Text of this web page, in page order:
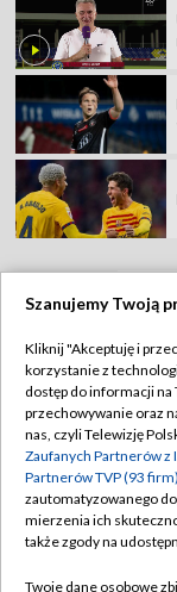
Szanujemy Twoją
Kliknij "Akceptuję i
korzystanie z
dostęp do informacji
przechowywanie oraz
nas, czyli Telewizję
Zaufanych Partnerów z
Partnerów TVP (93 firm)
zautomatyzowanego
mierzenia ich
także zgody na
Twoje dane osobowe